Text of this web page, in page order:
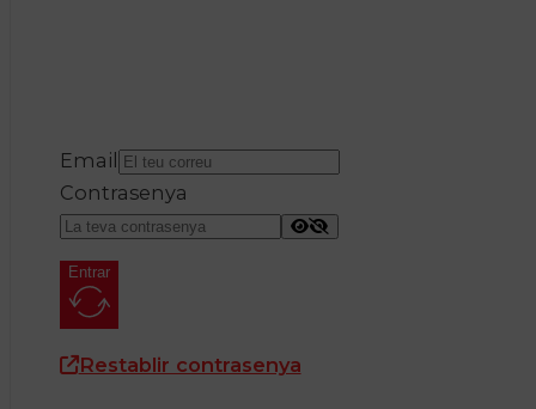
Email
Contrasenya
Entrar
Restablir contrasenya